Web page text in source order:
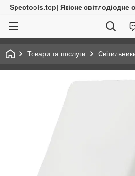
Spectools.top| Якісне світлодіодне
Товари та послуги